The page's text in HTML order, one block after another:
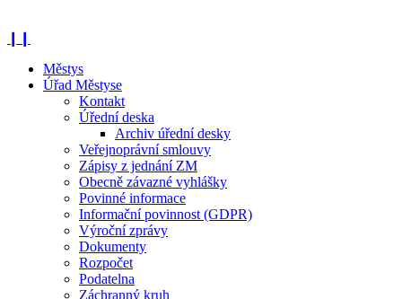
Městys
Úřad Městyse
Kontakt
Úřední deska
Archiv úřední desky
Veřejnoprávní smlouvy
Zápisy z jednání ZM
Obecně závazné vyhlášky
Povinné informace
Informační povinnost (GDPR)
Výroční zprávy
Dokumenty
Rozpočet
Podatelna
Záchranný kruh